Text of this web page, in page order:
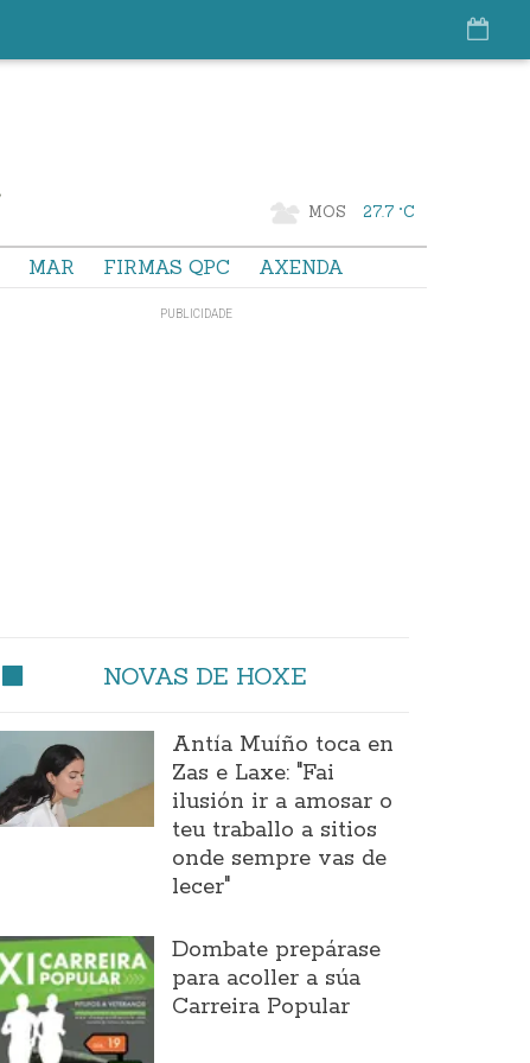
MOS 27.7 °C
MAR FIRMAS QPC AXENDA
NOVAS DE HOXE
Antía Muíño toca en
Zas e Laxe: "Fai
ilusión ir a amosar o
teu traballo a sitios
onde sempre vas de
lecer"
Dombate prepárase
para acoller a súa
Carreira Popular